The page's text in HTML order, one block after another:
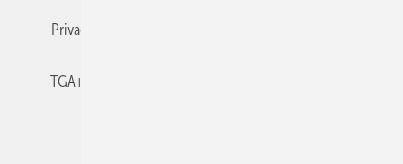
Privacy Manager
TGA+E-WissensCheck